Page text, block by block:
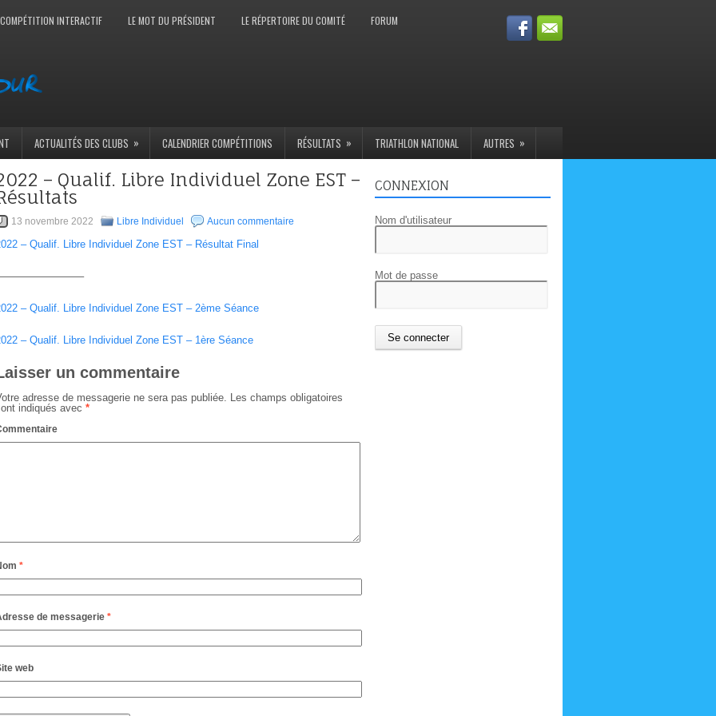
INTERACTIF LE MOT DU PRÉSIDENT LE RÉPERTOIRE DU COMITÉ FORUM
ACTUALITÉS DES CLUBS » CALENDRIER COMPÉTITIONS RÉSULTATS » TRIATHLON NATIONAL AUTRES »
– Qualif. Libre Individuel Zone EST –
13 novembre 2022 Libre Individuel Aucun commentaire
– Qualif. Libre Individuel Zone EST – Résultat Final
– Qualif. Libre Individuel Zone EST – 2ème Séance
– Qualif. Libre Individuel Zone EST – 1ère Séance
un commentaire
adresse de messagerie ne sera pas publiée. Les champs obligatoires
indiqués avec *
*
de messagerie *
web
CONNEXION
Nom d'utilisateur
Mot de passe